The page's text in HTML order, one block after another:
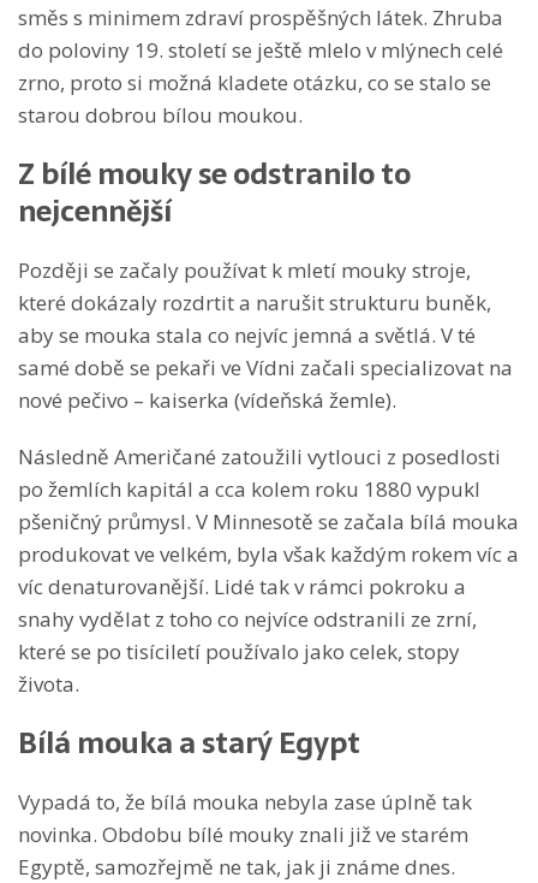
směs s minimem zdraví prospěšných látek. Zhruba
do poloviny 19. století se ještě mlelo v mlýnech celé
zrno, proto si možná kladete otázku, co se stalo se
starou dobrou bílou moukou.
Z bílé mouky se odstranilo to
nejcennější
Později se začaly používat k mletí mouky stroje,
které dokázaly rozdrtit a narušit strukturu buněk,
aby se mouka stala co nejvíc jemná a světlá. V té
samé době se pekaři ve Vídni začali specializovat na
nové pečivo – kaiserka (vídeňská žemle).
Následně Američané zatoužili vytlouci z posedlosti
po žemlích kapitál a cca kolem roku 1880 vypukl
pšeničný průmysl. V Minnesotě se začala bílá mouka
produkovat ve velkém, byla však každým rokem víc a
víc denaturovanější. Lidé tak v rámci pokroku a
snahy vydělat z toho co nejvíce odstranili ze zrní,
které se po tisíciletí používalo jako celek, stopy
života.
Bílá mouka a starý Egypt
Vypadá to, že bílá mouka nebyla zase úplně tak
novinka. Obdobu bílé mouky znali již ve starém
Egyptě, samozřejmě ne tak, jak ji známe dnes.